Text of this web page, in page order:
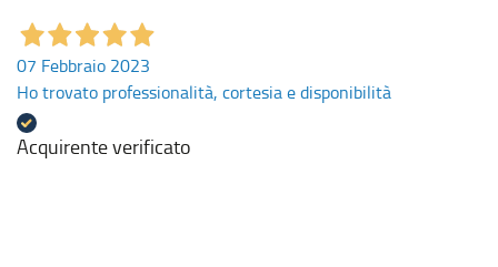
07 Febbraio 2023
Ho trovato professionalità, cortesia e disponibilità
Acquirente verificato